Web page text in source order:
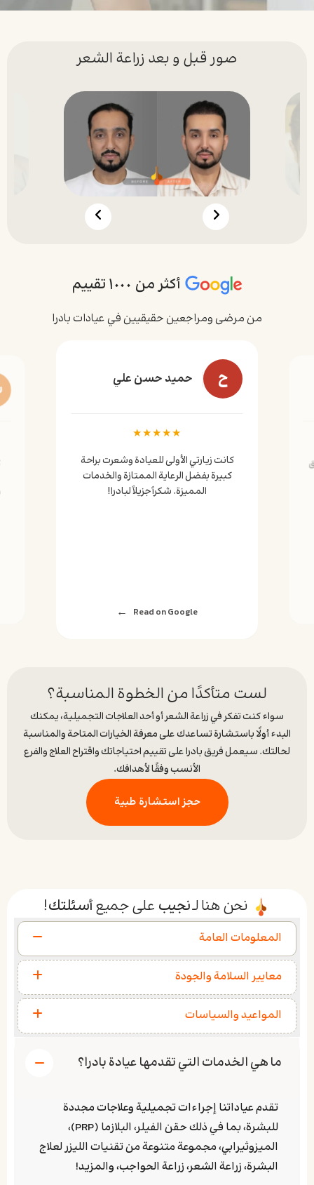
صور قبل و بعد زراعة الشعر
أكثر من ١٠٠٠ تقييم
من مرضى ومراجعين حقيقيين في عيادات بادرا
ح حميد حسن علي
★
★
★
★
★
كانت زيارتي الأولى للعيادة وشعرت براحة
كبيرة بفضل الرعاية الممتازة والخدمات
المميزة. شكراً جزيلاً لبادرا!
Read on Google
لست متأكدًا من الخطوة المناسبة؟
سواء كنت تفكر في زراعة الشعر أو أحد العلاجات التجميلية، يمكنك
البدء أولًا باستشارة تساعدك على معرفة الخيارات المتاحة والمناسبة
لحالتك. سيعمل فريق بادرا على تقييم احتياجاتك واقتراح العلاج والفرع
الأنسب وفقًا لأهدافك.
حجز استشارة طبية
نحن هنا لـنجيب على جميعأسئلتك!
المعلومات العامة
معايير السلامة والجودة
المواعيد والسياسات
ما هي الخدمات التي تقدمها عيادة بادرا؟
تقدم عياداتنا إجراءات تجميلية وعلاجات مجددة
للبشرة، بما في ذلك حقن الفيلر، البلازما (PRP)،
الميزوثيرابي، مجموعة متنوعة من تقنيات الليزر لعلاج
البشرة، زراعة الشعر، زراعة الحواجب، والمزيد!